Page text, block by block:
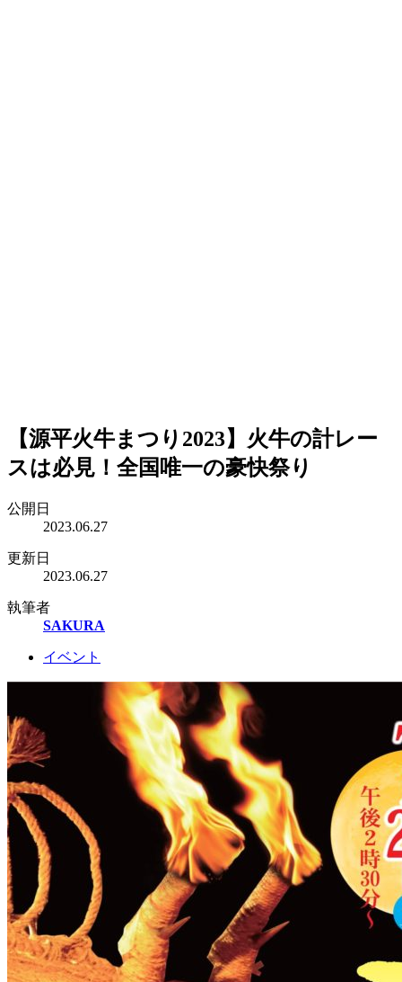
【源平火牛まつり2023】火牛の計レー
スは必見！全国唯一の豪快祭り
公開日
2023.06.27
更新日
2023.06.27
執筆者
SAKURA
イベント